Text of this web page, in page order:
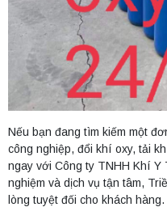
Nếu bạn đang tìm kiếm một
công nghiệp, đổi khí oxy, tải
ngay với Công ty TNHH Khí
nghiệm và dịch vụ tận tâm,
lòng tuyệt đối cho khách hàng.